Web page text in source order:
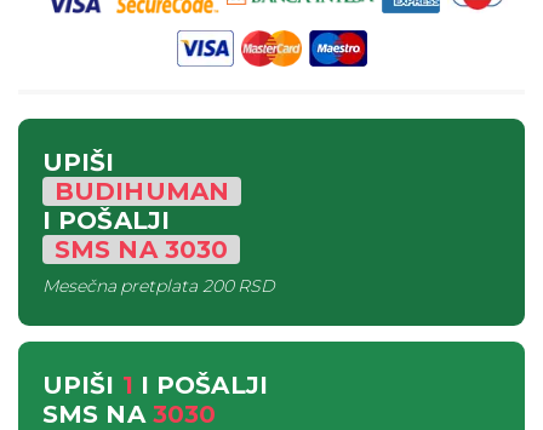
UPIŠI
BUDIHUMAN
I POŠALJI
SMS NA3030
Mesečna pretplata200 RSD
UPIŠI 1 I POŠALJI
SMS NA 3030